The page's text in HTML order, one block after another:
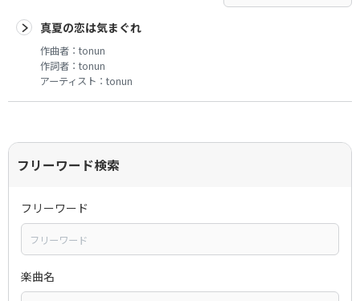
真夏の恋は気まぐれ
作曲者：tonun
作詞者：tonun
アーティスト：tonun
フリーワード検索
フリーワード
楽曲名